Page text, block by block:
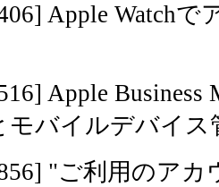
] Apple Watch
] Apple Business
モバイルデバイ
] "ご利用のアカ